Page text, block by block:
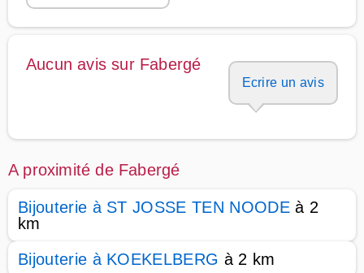
Aucun avis sur Fabergé
Ecrire un avis
A proximité de Fabergé
Bijouterie à ST JOSSE TEN NOODEà 2
km
Bijouterie à KOEKELBERG à 2 km